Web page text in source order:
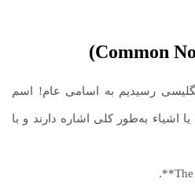
رسیدیم به اسامی عام! اسم
اشیاء به‌طور کلی اشاره دارند و با